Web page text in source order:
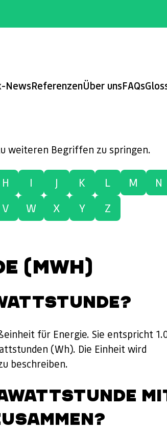
NewsReferenzenÜber unsFAQs
weiteren Begriffen zu springen.
H I J K L M
N
V W X Y Z
(MWH)
für Energie. Sie entspricht
(Wh). Die Einheit wird
beschreiben.